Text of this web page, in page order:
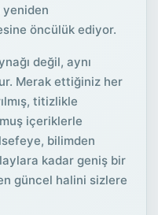
öncülük ediyor.
değil, aynı
Merak ettiğiniz her
titizlikle
içeriklerle
bilimden
kadar geniş bir
güncel halini sizlere